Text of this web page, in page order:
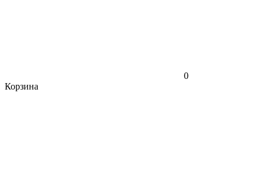
0
Корзина